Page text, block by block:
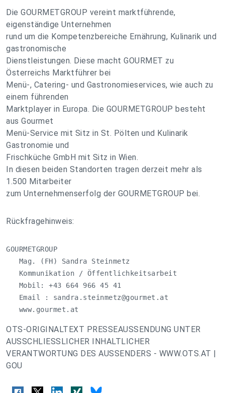
Die GOURMETGROUP vereint marktführende,
eigenständige Unternehmen
rund um die Kompetenzbereiche Ernährung, Kulinarik und
gastronomische
Dienstleistungen. Diese macht GOURMET zu
Österreichs Marktführer bei
Menü-, Catering- und Gastronomieservices, wie auch zu
einem führenden
Marktplayer in Europa. Die GOURMETGROUP besteht
aus Gourmet
Menü-Service mit Sitz in St. Pölten und Kulinarik
Gastronomie und
Frischküche GmbH mit Sitz in Wien.
In diesen beiden Standorten tragen derzeit mehr als
1.500 Mitarbeiter
zum Unternehmenserfolg der GOURMETGROUP bei.
Rückfragehinweis:
GOURMETGROUP
   Mag. (FH) Sandra Steinmetz
   Kommunikation / Öffentlichkeitsarbeit
   Mobil: +43 664 966 45 41
   Email :
sandra.steinmetz@gourmet.at
   www.gourmet.at
OTS-ORIGINALTEXT PRESSEAUSSENDUNG UNTER
AUSSCHLIESSLICHER INHALTLICHER
VERANTWORTUNG DES AUSSENDERS - WWW.OTS.AT |
GOU